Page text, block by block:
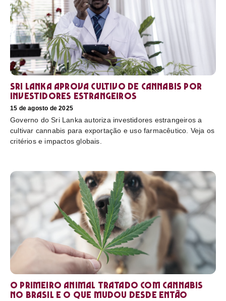
Sri Lanka aprova cultivo de cannabis por
investidores estrangeiros
15 de agosto de 2025
Governo do Sri Lanka autoriza investidores estrangeiros a
cultivar cannabis para exportação e uso farmacêutico. Veja os
critérios e impactos globais.
O primeiro animal tratado com cannabis
no Brasil e o que mudou desde então